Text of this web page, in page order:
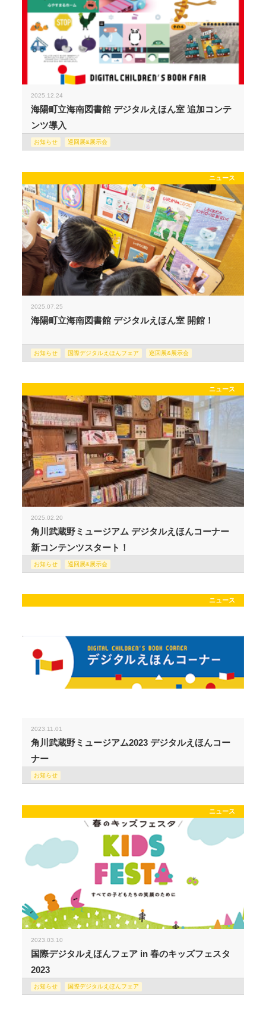
2025.12.24
海陽町立海南図書館 デジタルえほん室 追加コンテ
ンツ導入
お知らせ 巡回展&展示会
ニュース
2025.07.25
海陽町立海南図書館 デジタルえほん室 開館！
お知らせ 国際デジタルえほんフェア 巡回展&展示会
ニュース
2025.02.20
角川武蔵野ミュージアム デジタルえほんコーナー
新コンテンツスタート！
お知らせ 巡回展&展示会
ニュース
2023.11.01
角川武蔵野ミュージアム2023 デジタルえほんコー
ナー
お知らせ
ニュース
2023.03.10
国際デジタルえほんフェア in 春のキッズフェスタ
2023
お知らせ 国際デジタルえほんフェア